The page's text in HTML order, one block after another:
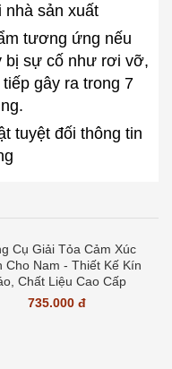
nhà sản xuất
tương ứng nếu
bị sự cố như rơi vỡ,
gây ra trong 7
tuyệt đối thông tin
Cụ Giải Tỏa Cảm Xúc
Cho Nam - Thiết Kế Kín
Chất Liệu Cao Cấp
735.000 đ